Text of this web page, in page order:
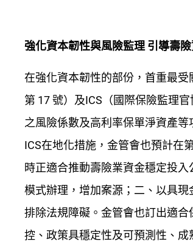
強化資本韌性與風險監理 引導壽
在強化資本韌性的部份，首重最受
第 17 號）及ICS（國際保險監理
之風險係數及高利率保單淨資產
ICS在地化措施，金管會也預計在
時正適合推動壽險業資金穩定投
模式辦理，增加案源；二、以具
排除法規障礙。金管會也訂出適
控、政策具穩定性及可預測性、